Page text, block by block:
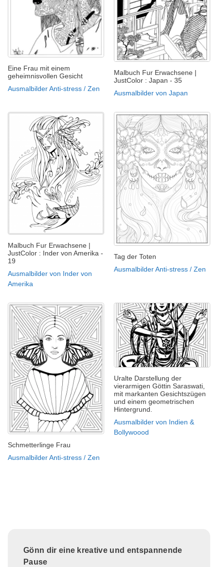
Eine Frau mit einem
geheimnisvollen Gesicht
Ausmalbilder Anti-stress / Zen
Malbuch Fur Erwachsene |
JustColor : Japan - 35
Ausmalbilder von Japan
Malbuch Fur Erwachsene |
JustColor : Inder von Amerika -
19
Ausmalbilder von Inder von
Amerika
Tag der Toten
Ausmalbilder Anti-stress / Zen
Schmetterlinge Frau
Ausmalbilder Anti-stress / Zen
Uralte Darstellung der
vierarmigen Göttin Saraswati,
mit markanten Gesichtszügen
und einem geometrischen
Hintergrund.
Ausmalbilder von Indien &
Bollywoood
Gönn dir eine kreative und entspannende
Pause